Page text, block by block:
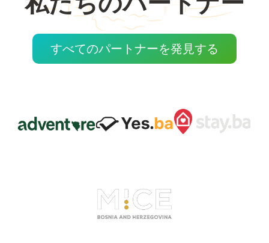
すべてのパートナーを発見する